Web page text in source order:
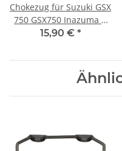
Chokezug für Suzuki GSX
750 GSX750 Inazuma #
1998-2003 58410-03F00
15,90 € *